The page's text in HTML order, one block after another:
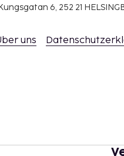
6, 252 21
uns